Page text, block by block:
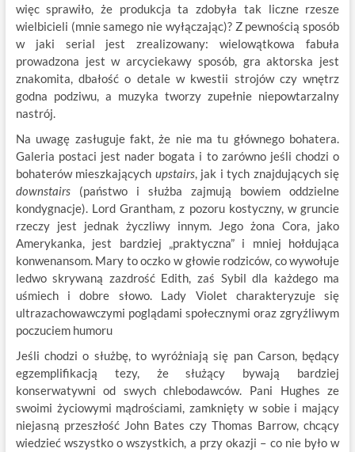
więc sprawiło, że produkcja ta zdobyła tak liczne rzesze
wielbicieli (mnie samego nie wyłączając)? Z pewnością sposób
w jaki serial jest zrealizowany: wielowątkowa fabuła
prowadzona jest w arcyciekawy sposób, gra aktorska jest
znakomita, dbałość o detale w kwestii strojów czy wnętrz
godna podziwu, a muzyka tworzy zupełnie niepowtarzalny
nastrój.
Na uwagę zasługuje fakt, że nie ma tu głównego bohatera.
Galeria postaci jest nader bogata i to zarówno jeśli chodzi o
bohaterów mieszkających upstairs, jak i tych znajdujących się
downstairs(państwo i służba zajmują bowiem oddzielne
kondygnacje). Lord Grantham, z pozoru kostyczny, w gruncie
rzeczy jest jednak życzliwy innym. Jego żona Cora, jako
Amerykanka, jest bardziej „praktyczna” i mniej hołdująca
konwenansom. Mary to oczko w głowie rodziców, co wywołuje
ledwo skrywaną zazdrość Edith, zaś Sybil dla każdego ma
uśmiech i dobre słowo. Lady Violet charakteryzuje się
ultrazachowawczymi poglądami społecznymi oraz zgryźliwym
poczuciem humoru
Jeśli chodzi o służbę, to wyróżniają się pan Carson, będący
egzemplifikacją tezy, że służący bywają bardziej
konserwatywni od swych chlebodawców. Pani Hughes ze
swoimi życiowymi mądrościami, zamknięty w sobie i mający
niejasną przeszłość John Bates czy Thomas Barrow, chcący
wiedzieć wszystko o wszystkich, a przy okazji – co nie było w